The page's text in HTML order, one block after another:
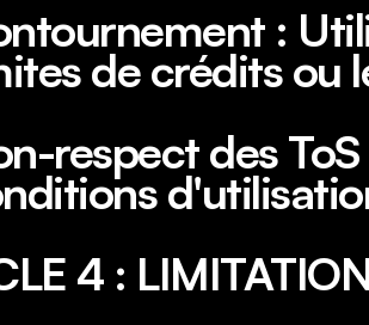
:
de crédits ou
respect des
4 :